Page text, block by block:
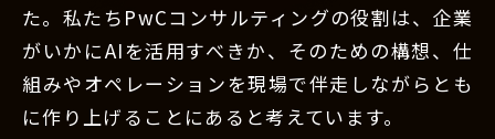
た。私たちPwCコンサルティングの役割は、企業
がいかにAIを活用すべきか、そのための構想、仕
組みやオペレーションを現場で伴走しながらとも
に作り上げることにあると考えています。